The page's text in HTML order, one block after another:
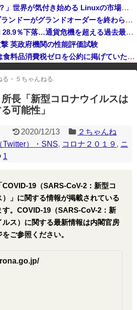
「Linuxで十分じゃね…？」世界が気付き始める Linuxの市場シェアが初めて10%超える Windows窮地 | 個人用途ではゴミ
【あんこ】ディエゴ・ブランドーがグランドオーダーを終わらせるようです【FGO二部】 第１６４話
【韓国株】 7月のKOSPI 28.9％下落…通貨危機を超える過去最大の下げ幅
英政府機関の性能評価試験
【速報】 記者「中革連は食料品消費税ゼロを公約に掲げていたが？」→階猛氏「そ、それは財源確保という条件付き」
プラグインやアドオンを利用している場合、
くなったり、サイト全体のレイアウトが崩れ
る・５ちゃんねる
所長「新型コロナウイルスは
可能性」
2020/12/13
２ちゃんね
Twitter）・SNS, コロナ２０１９ , ニ
1
COVID-19（SARS-CoV-2：新型コ
）」に関する情報が掲載されている
す。COVID-19（SARS-CoV-2：新
ルス）に関する最新情報は内閣官房
ご参照ください。